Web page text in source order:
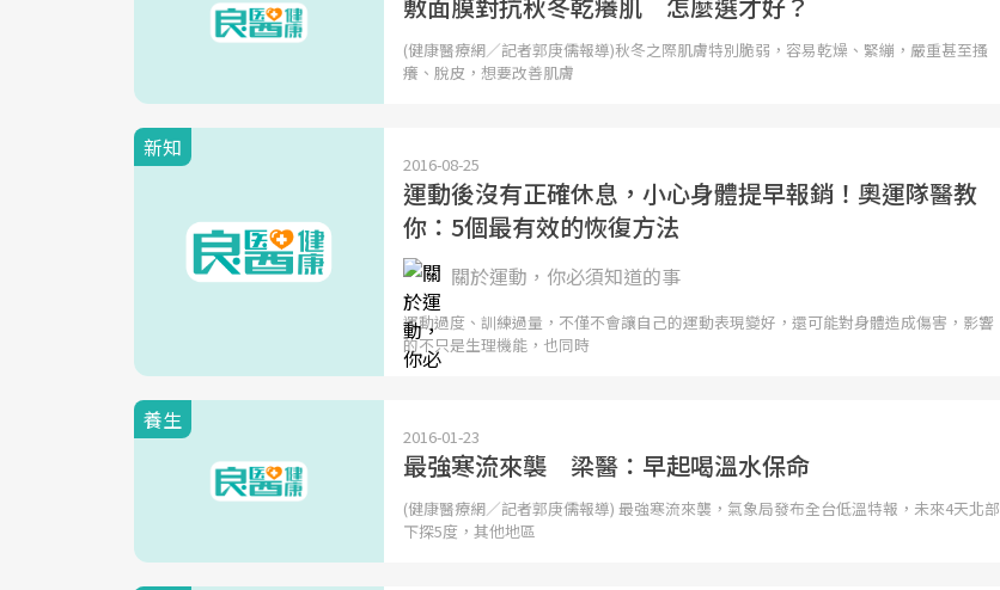
(健康醫療網／記者郭庚儒報導)秋冬之際肌膚特別脆弱，容易乾燥、緊繃，嚴重甚至搔
癢、脫皮，想要改善肌膚
新知
2016-08-25
運動後沒有正確休息，小心身體提早報銷！奧運隊醫教
你：5個最有效的恢復方法
關於運動，你必須知道的事
運動過度、訓練過量，不僅不會讓自己的運動表現變好，還可能對身體造成傷害，影響
的不只是生理機能，也同時
養生
2016-01-23
最強寒流來襲 梁醫：早起喝溫水保命
(健康醫療網／記者郭庚儒報導) 最強寒流來襲，氣象局發布全台低溫特報，未來4天北部
下探5度，其他地區